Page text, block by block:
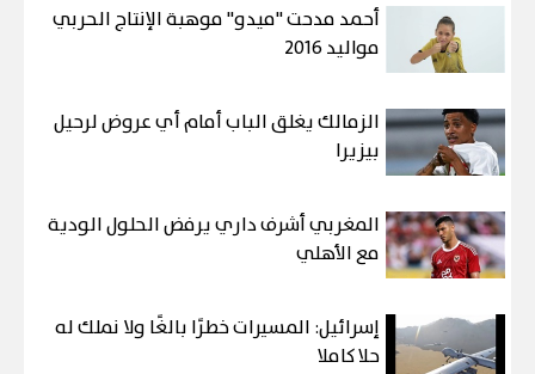
أحمد مدحت "ميدو" موهبة الإنتاج الحربي
مواليد 2016
الزمالك يغلق الباب أمام أي عروض لرحيل
بيزيرا
المغربي أشرف داري يرفض الحلول الودية
مع الأهلي
إسرائيل: المسيرات خطرًا بالغًا ولا نملك له
حلا كاملا